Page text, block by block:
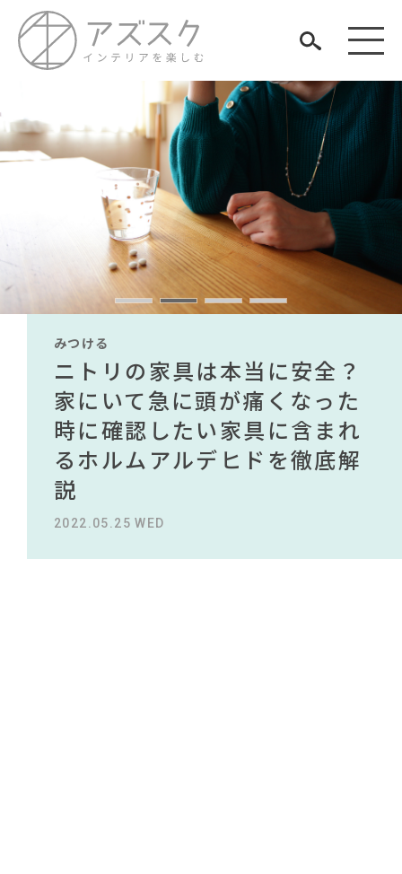
TAG LIST
#2022 夏ドラマ #ファニタメ
#おすすめ#関家具#家具
#DINOS CORPORATION
#ヤマソロ #アダル #展示会#IDÉE
#インテリアコーディネート #中村アン#石田ゆり子
#間宮祥太朗#サステナブル #河淳#MoMA #一枚板
#KEYUCA#2022 春ドラマ
#木図鑑#テーブル#インダストリアルスタイル
#オフィスチェア#カリモク家具#ソファ#映画
#テレワーク
#インテリアの法則
#インテリアスタイリングの法則
#良品計画#unico#タンスのゲン#波瑠
見つける
知る
楽しむ
ARCHIVE
NEWS
ABOUT
みつける
無印で有名デザイナーのアイ
テムが手に入る？無印良品で
買える有名デザイナーがデザ
インしたインテリアを一挙紹
介
2022.10.24 MON
みつける
IKEA家具は引っ越し業者を悩
ませる？引っ越し業者に敬遠
されている理由を徹底解
説！！
2023.09.27 WED
みつける
ニトリの家具は本当に安全？
家にいて急に頭が痛くなった
時に確認したい家具に含まれ
るホルムアルデヒドを徹底解
説
2022.05.25 WED
みつける
【部屋をおしゃれにしたい人
必見】今話題のインテリアス
タイルから定番スタイルまで
紹介！おすすめインテリアス
タイル18選
2023.09.23 SAT
みつける
無印で有名デザイナーのアイ
テムが手に入る？無印良品で
買える有名デザイナーがデザ
インしたインテリアを一挙紹
介
2022.10.24 MON
みつける
IKEA家具は引っ越し業者を悩
ませる？引っ越し業者に敬遠
されている理由を徹底解
説！！
2023.09.27 WED